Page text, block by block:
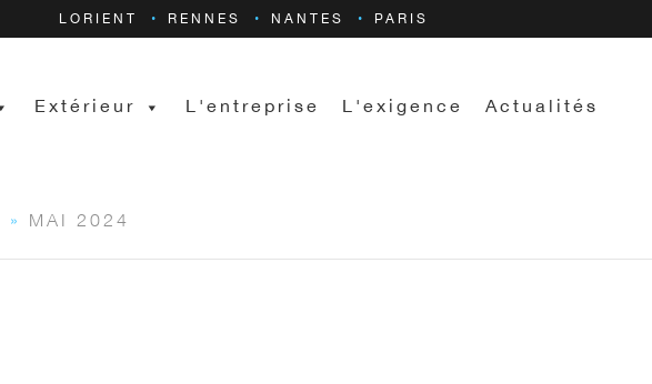
LORIENT RENNES NANTES PARIS
Extérieur L'entreprise L'exigence Actualités
» MAI 2024